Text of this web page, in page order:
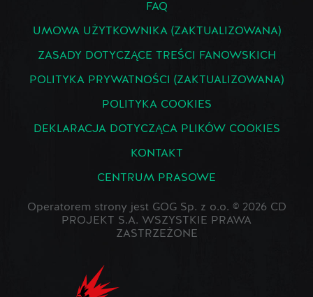
FAQ
UMOWA UŻYTKOWNIKA (ZAKTUALIZOWANA)
ZASADY DOTYCZĄCE TREŚCI FANOWSKICH
POLITYKA PRYWATNOŚCI (ZAKTUALIZOWANA)
POLITYKA COOKIES
DEKLARACJA DOTYCZĄCA PLIKÓW COOKIES
KONTAKT
CENTRUM PRASOWE
Operatorem strony jest GOG Sp. z o.o. © 2026 CD
PROJEKT S.A. WSZYSTKIE PRAWA
ZASTRZEŻONE